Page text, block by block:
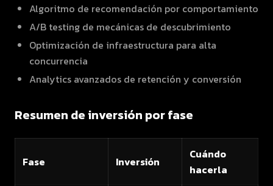
Algoritmo de recomendación por comportamiento
A/B testing de mecánicas de descubrimiento
Optimización de infraestructura para alta
concurrencia
Analytics avanzados de retención y conversión
Resumen de inversión por fase
Fase Inversión
Cuándo
hacerla